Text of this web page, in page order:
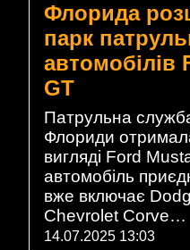
Флорида
парк
автомобілів
GT
Патрульна
Флориди
вигляді Ford
автомобіль
вже включає
Chevrolet Corve…
14.07.2025 13:03